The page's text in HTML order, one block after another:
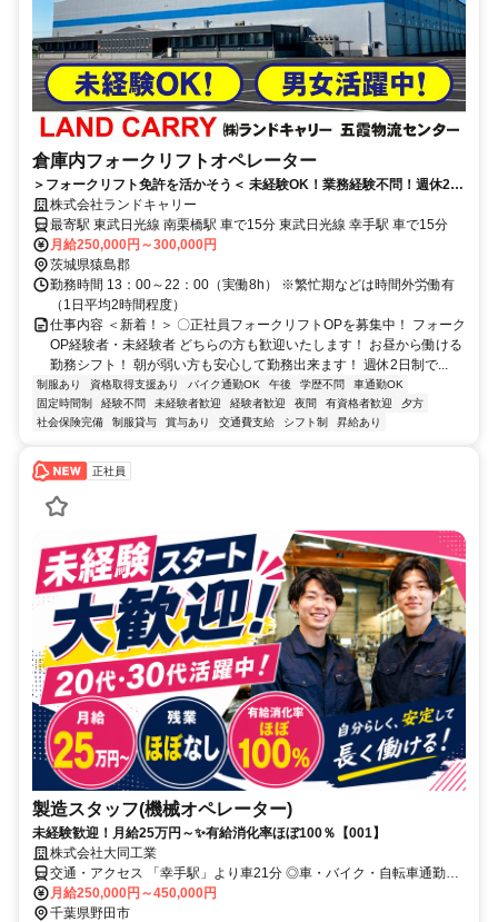
倉庫内フォークリフトオペレーター
＞フォークリフト免許を活かそう＜ 未経験OK！業務経験不問！週休2
日！ 時間帯も相談可能！
株式会社ランドキャリー
最寄駅 東武日光線 南栗橋駅 車で15分 東武日光線 幸手駅 車で15分
月給250,000円～300,000円
茨城県猿島郡
勤務時間 13：00～22：00（実働8h） ※繁忙期などは時間外労働有
（1日平均2時間程度）
仕事内容 ＜新着！＞ 〇正社員フォークリフトOPを募集中！ フォーク
OP経験者・未経験者 どちらの方も歓迎いたします！ お昼から働ける
勤務シフト！ 朝が弱い方も安心して勤務出来ます！ 週休2日制で...
制服あり 資格取得支援あり バイク通勤OK 午後 学歴不問
車通勤OK
固定時間制
経験不問 未経験者歓迎 経験者歓迎 夜間 有資格者歓迎
夕方
社会保険完備
制服貸与 賞与あり 交通費支給 シフト制 昇給あり
正社員
製造スタッフ(機械オペレーター)
未経験歓迎！月給25万円～✨有給消化率ほぼ100％【001】
株式会社大同工業
交通・アクセス 「幸手駅」より車21分 ◎車・バイク・自転車通勤
OK！
月給250,000円～450,000円
千葉県野田市